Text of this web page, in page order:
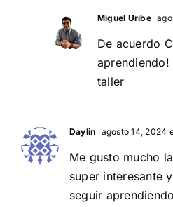
Miguel Uribe
De acuerdo
aprendiendo!
taller
Daylin agosto 14, 2024
Me gusto mucho
super interesante
seguir